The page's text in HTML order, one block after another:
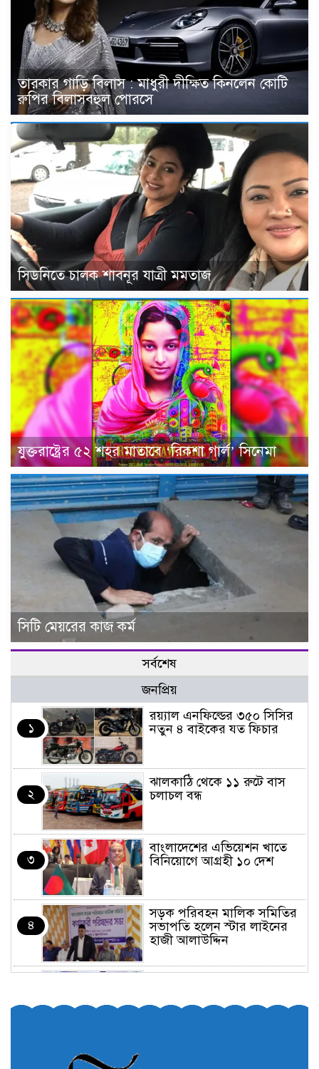
তারকার গাড়ি বিলাস : মাধুরী দীক্ষিত কিনলেন কোটি
রুপির বিলাসবহুল পোরসে
সিডনিতে চালক শাবনূর যাত্রী মমতাজ
যুক্তরাষ্ট্রের ৫২ শহর মাতাবে ‘রিকশা গার্ল’ সিনেমা
সিটি মেয়রের কাজ কর্ম
সর্বশেষ
জনপ্রিয়
১
র‌য়্যাল এনফিল্ডের ৩৫০ সিসির
নতুন ৪ বাইকের যত ফিচার
২
ঝালকাঠি থেকে ১১ রুটে বাস
চলাচল বন্ধ
৩
বাংলাদেশের এভিয়েশন খাতে
বিনিয়োগে আগ্রহী ১০ দেশ
৪
সড়ক পরিবহন মালিক সমিতির
সভাপতি হলেন স্টার লাইনের
হাজী আলাউদ্দিন